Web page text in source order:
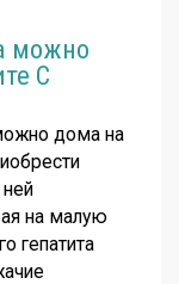
можно
С
дома на
на малую
гепатита